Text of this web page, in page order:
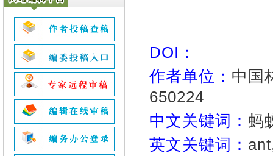
DOI：
作者单位： 中国
650224
中文关键词： 蚂
英文关键词：